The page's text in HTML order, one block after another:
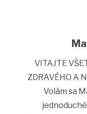
VITAJTE
ZDRAVÉHO A
Volám sa